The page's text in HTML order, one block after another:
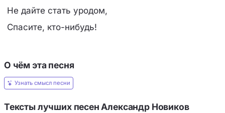
Не дайте стать уродом,
Спасите, кто-нибудь!
О чём эта песня
Узнать смысл песни
Тексты лучших песен Александр Новиков